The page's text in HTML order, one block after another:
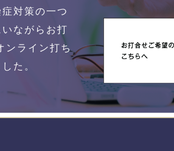
対策の一つ
ながらお打
ンライン打ち
た。